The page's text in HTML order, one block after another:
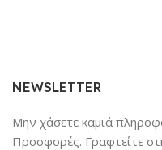
NEWSLETTER
Μην χάσετε καμιά
Προσφορές. Γραφτείτε